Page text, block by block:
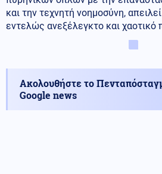
και την τεχνητή νοημοσύνη,
εντελώς ανεξέλεγκτο και χαοτικό
Ακολουθήστε το
Google news